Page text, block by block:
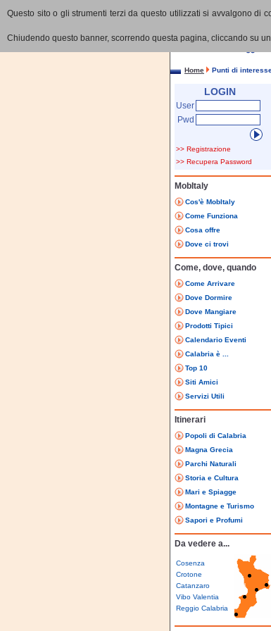
Questo sito o gli strumenti terzi da questo utilizzati si avvalgono di
Chiudendo questo banner, scorrendo questa pagina, cliccando su
Home Punti di
LOGIN
User
Pwd
>> Registrazione
>> Recupera Password
MobItaly
Cos'è MobItaly
Come Funziona
Cosa offre
Dove ci trovi
Come, dove, quando
Come Arrivare
Dove Dormire
Dove Mangiare
Prodotti Tipici
Calendario Eventi
Calabria è ...
Top 10
Siti Amici
Servizi Utili
Itinerari
Popoli di Calabria
Magna Grecia
Parchi Naturali
Storia e Cultura
Mari e Spiagge
Montagne e Turismo
Sapori e Profumi
Da vedere a...
Cosenza
Crotone
Catanzaro
Vibo Valentia
Reggio Calabria